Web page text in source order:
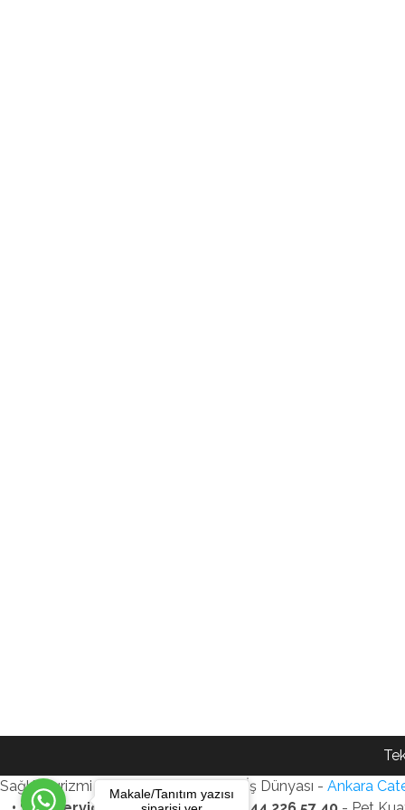
Sağlık Turizmi Reklam Ajansı - Gezi - İş Dünyası - Ankara
Makale/Tanıtım yazısı